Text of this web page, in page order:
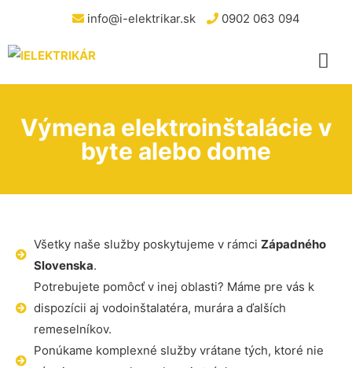
info@i-elektrikar.sk 0902 063 094
Výmena elektroinštalácie v
byte alebo dome
Všetky naše služby poskytujeme v rámci Západného
Slovenska.
Potrebujete pomôcť v inej oblasti? Máme pre vás k
dispozícii aj vodoinštalatéra, murára a ďalších
remeselníkov.
Ponúkame komplexné služby vrátane tých, ktoré nie